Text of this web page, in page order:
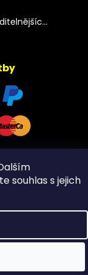
souhlas s jejich
práva